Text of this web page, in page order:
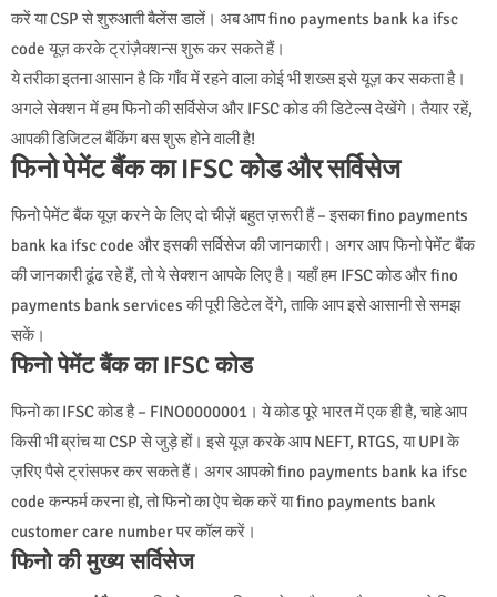
करें या CSP से शुरुआती बैलेंस डालें। अब आप fino payments bank ka ifsc
code यूज़ करके ट्रांज़ैक्शन्स शुरू कर सकते हैं।
ये तरीका इतना आसान है कि गाँव में रहने वाला कोई भी शख्स इसे यूज़ कर सकता है।
अगले सेक्शन में हम फिनो की सर्विसेज और IFSC कोड की डिटेल्स देखेंगे। तैयार रहें,
आपकी डिजिटल बैंकिंग बस शुरू होने वाली है!
फिनो पेमेंट बैंक का IFSC कोड और सर्विसेज
फिनो पेमेंट बैंक यूज़ करने के लिए दो चीज़ें बहुत ज़रूरी हैं – इसका fino payments
bank ka ifsc code और इसकी सर्विसेज की जानकारी। अगर आप फिनो पेमेंट बैंक
की जानकारी ढूंढ रहे हैं, तो ये सेक्शन आपके लिए है। यहाँ हम IFSC कोड और fino
payments bank services की पूरी डिटेल देंगे, ताकि आप इसे आसानी से समझ
सकें।
फिनो पेमेंट बैंक का IFSC कोड
फिनो का IFSC कोड है – FINO0000001। ये कोड पूरे भारत में एक ही है, चाहे आप
किसी भी ब्रांच या CSP से जुड़े हों। इसे यूज़ करके आप NEFT, RTGS, या UPI के
ज़रिए पैसे ट्रांसफर कर सकते हैं। अगर आपको fino payments bank ka ifsc
code कन्फर्म करना हो, तो फिनो का ऐप चेक करें या fino payments bank
customer care number पर कॉल करें।
फिनो की मुख्य सर्विसेज